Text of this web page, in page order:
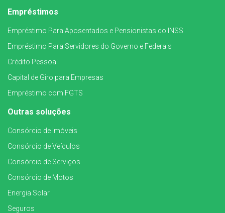
Empréstimos
Empréstimo Para Aposentados e Pensionistas do INSS
Empréstimo Para Servidores do Governo e Federais
Crédito Pessoal
Capital de Giro para Empresas
Empréstimo com FGTS
Outras soluções
Consórcio de Imóveis
Consórcio de Veículos
Consórcio de Serviços
Consórcio de Motos
Energia Solar
Seguros